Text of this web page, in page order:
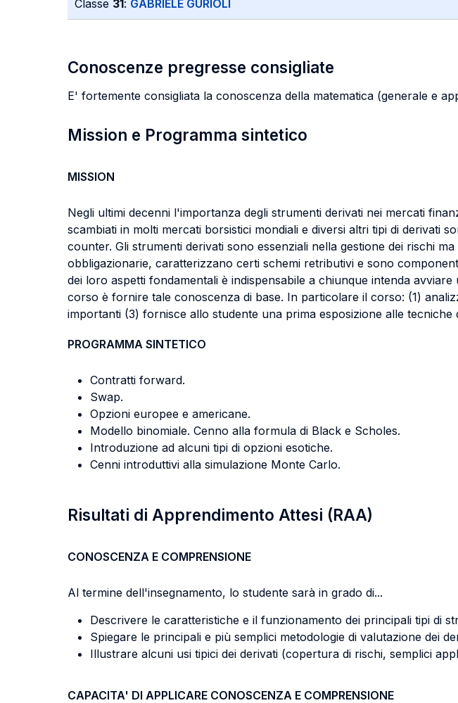
Classe 31: GABRIELE GURIOLI
Conoscenze pregresse consigliate
E' fortemente consigliata la conoscenza della matematica (generale e
Mission e Programma sintetico
MISSION
Negli ultimi decenni l'importanza degli strumenti derivati nei mercati
scambiati in molti mercati borsistici mondiali e diversi altri tipi di derivati
counter. Gli strumenti derivati sono essenziali nella gestione dei rischi
obbligazionarie, caratterizzano certi schemi retributivi e sono
dei loro aspetti fondamentali è indispensabile a chiunque intenda
corso è fornire tale conoscenza di base. In particolare il corso: (1)
importanti (3) fornisce allo studente una prima esposizione alle tecniche
PROGRAMMA SINTETICO
Contratti forward.
Swap.
Opzioni europee e americane.
Modello binomiale. Cenno alla formula di Black e Scholes.
Introduzione ad alcuni tipi di opzioni esotiche.
Cenni introduttivi alla simulazione Monte Carlo.
Risultati di Apprendimento Attesi (RAA)
CONOSCENZA E COMPRENSIONE
Al termine dell'insegnamento, lo studente sarà in grado di...
Descrivere le caratteristiche e il funzionamento dei principali tipi di
Spiegare le principali e più semplici metodologie di valutazione dei
Illustrare alcuni usi tipici dei derivati (copertura di rischi, semplici
CAPACITA' DI APPLICARE CONOSCENZA E COMPRENSIONE